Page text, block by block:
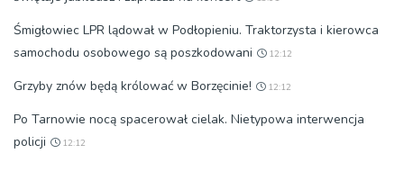
Śmigłowiec LPR lądował w Podłopieniu. Traktorzysta i kierowca
samochodu osobowego są poszkodowani
12:12
Grzyby znów będą królować w Borzęcinie! 12:12
Po Tarnowie nocą spacerował cielak. Nietypowa interwencja
policji
12:12